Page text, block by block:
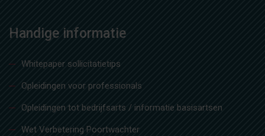
Handige informatie
Whitepaper sollicitatietips
Opleidingen voor professionals
Opleidingen tot bedrijfsarts / informatie basisartsen
Wet Verbetering Poortwachter